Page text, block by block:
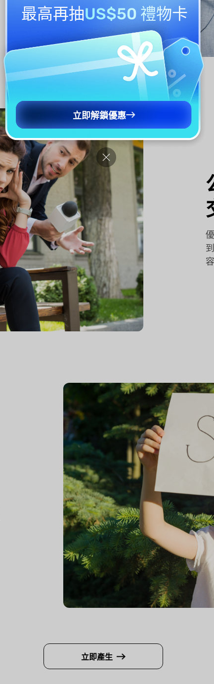
立即產生
最高再抽US$50 禮物卡
立即解鎖優惠